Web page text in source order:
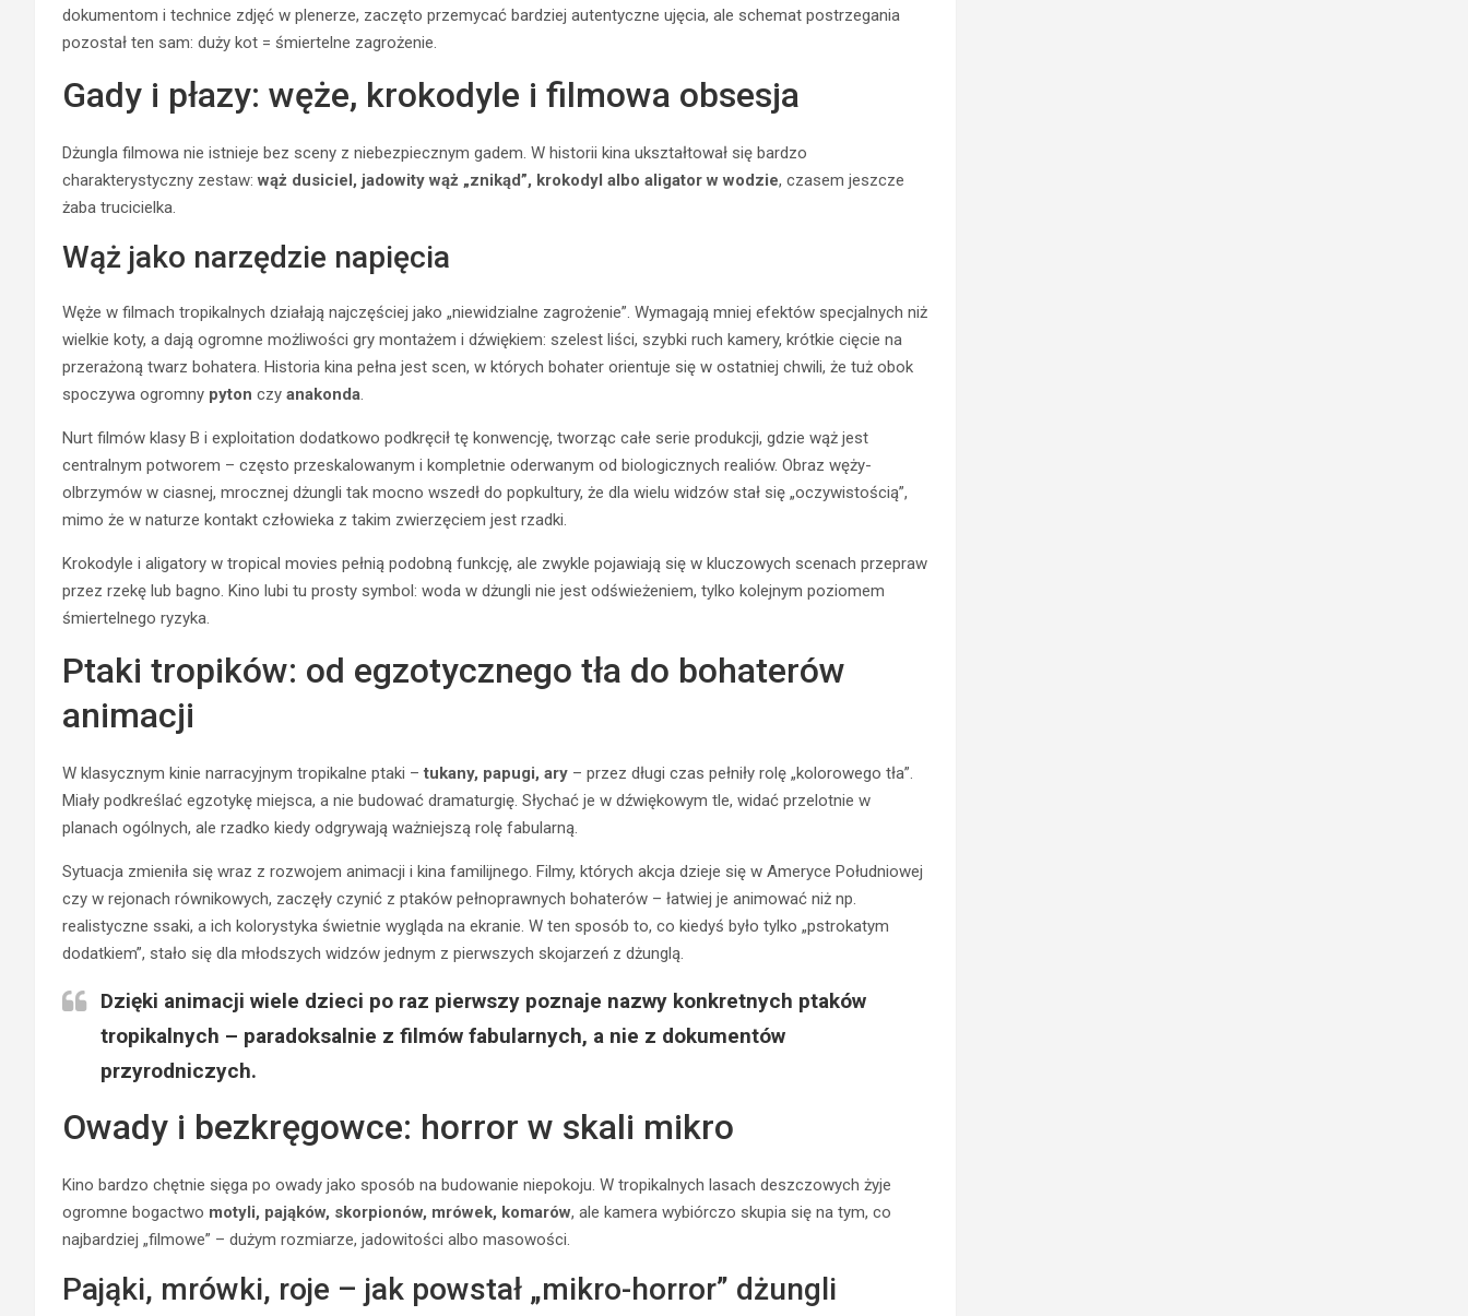
dokumentom i technice zdjęć w plenerze, zaczęto przemycać bardziej autentyczne ujęcia, ale schemat postrzegania
pozostał ten sam: duży kot = śmiertelne zagrożenie.
Gady i płazy: węże, krokodyle i filmowa obsesja
Dżungla filmowa nie istnieje bez sceny z niebezpiecznym gadem. W historii kina ukształtował się bardzo
charakterystyczny zestaw:wąż dusiciel, jadowity wąż „znikąd”, krokodyl albo aligator w wodzie, czasem jeszcze
żaba trucicielka.
Wąż jako narzędzie napięcia
Węże w filmach tropikalnych działają najczęściej jako „niewidzialne zagrożenie”. Wymagają mniej efektów specjalnych niż
wielkie koty, a dają ogromne możliwości gry montażem i dźwiękiem: szelest liści, szybki ruch kamery, krótkie cięcie na
przerażoną twarz bohatera. Historia kina pełna jest scen, w których bohater orientuje się w ostatniej chwili, że tuż obok
spoczywa ogromny pyton czy anakonda.
Nurt filmów klasy B i exploitation dodatkowo podkręcił tę konwencję, tworząc całe serie produkcji, gdzie wąż jest
centralnym potworem – często przeskalowanym i kompletnie oderwanym od biologicznych realiów. Obraz węży-
olbrzymów w ciasnej, mrocznej dżungli tak mocno wszedł do popkultury, że dla wielu widzów stał się „oczywistością”,
mimo że w naturze kontakt człowieka z takim zwierzęciem jest rzadki.
Krokodyle i aligatory w tropical movies pełnią podobną funkcję, ale zwykle pojawiają się w kluczowych scenach przepraw
przez rzekę lub bagno. Kino lubi tu prosty symbol: woda w dżungli nie jest odświeżeniem, tylko kolejnym poziomem
śmiertelnego ryzyka.
Ptaki tropików: od egzotycznego tła do bohaterów
animacji
W klasycznym kinie narracyjnym tropikalne ptaki –tukany, papugi, ary – przez długi czas pełniły rolę „kolorowego tła”.
Miały podkreślać egzotykę miejsca, a nie budować dramaturgię. Słychać je w dźwiękowym tle, widać przelotnie w
planach ogólnych, ale rzadko kiedy odgrywają ważniejszą rolę fabularną.
Sytuacja zmieniła się wraz z rozwojem animacji i kina familijnego. Filmy, których akcja dzieje się w Ameryce Południowej
czy w rejonach równikowych, zaczęły czynić z ptaków pełnoprawnych bohaterów – łatwiej je animować niż np.
realistyczne ssaki, a ich kolorystyka świetnie wygląda na ekranie. W ten sposób to, co kiedyś było tylko „pstrokatym
dodatkiem”, stało się dla młodszych widzów jednym z pierwszych skojarzeń z dżunglą.
Dzięki animacji wiele dzieci po raz pierwszy poznaje nazwy konkretnych ptaków
tropikalnych – paradoksalnie z filmów fabularnych, a nie z dokumentów
przyrodniczych.
Owady i bezkręgowce: horror w skali mikro
Kino bardzo chętnie sięga po owady jako sposób na budowanie niepokoju. W tropikalnych lasach deszczowych żyje
ogromne bogactwo motyli, pająków, skorpionów, mrówek, komarów, ale kamera wybiórczo skupia się na tym, co
najbardziej „filmowe” – dużym rozmiarze, jadowitości albo masowości.
Pająki, mrówki, roje – jak powstał „mikro-horror” dżungli